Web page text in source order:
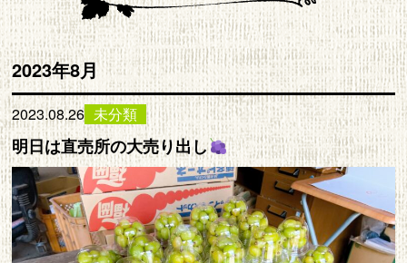
2023年8月
2023.08.26 未分類
明日は直売所の大売り出し